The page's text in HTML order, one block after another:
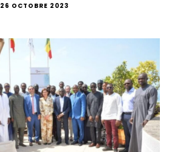
26 OCTOBRE 2023